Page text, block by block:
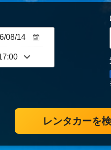
レンタカーを